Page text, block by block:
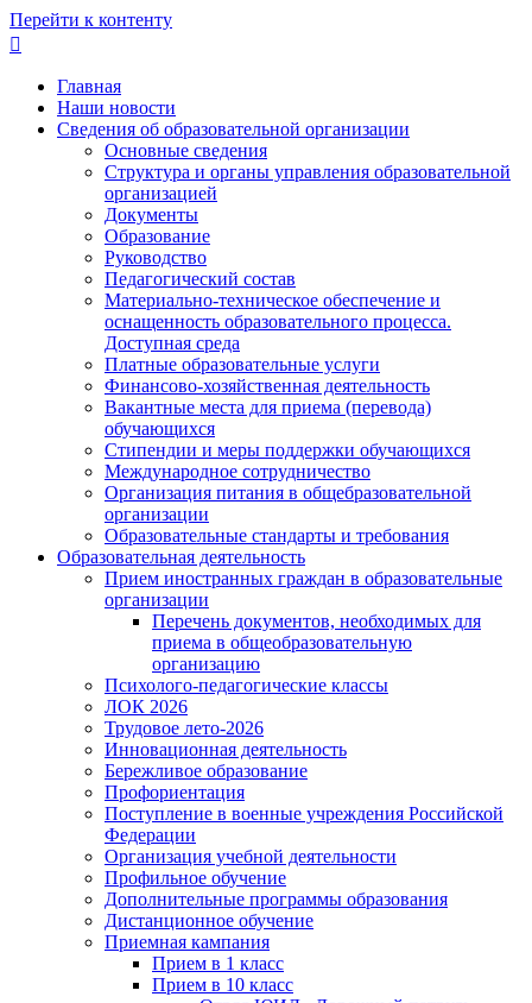
Перейти к контенту
Главная
Наши новости
Сведения об образовательной организации
Основные сведения
Структура и органы управления образовательной
организацией
Документы
Образование
Руководство
Педагогический состав
Материально-техническое обеспечение и
оснащенность образовательного процесса.
Доступная среда
Платные образовательные услуги
Финансово-хозяйственная деятельность
Вакантные места для приема (перевода)
обучающихся
Стипендии и меры поддержки обучающихся
Международное сотрудничество
Организация питания в общебразовательной
организации
Образовательные стандарты и требования
Образовательная деятельность
Прием иностранных граждан в образовательные
организации
Перечень документов, необходимых для
приема в общеобразовательную
организацию
Психолого-педагогические классы
ЛОК 2026
Трудовое лето-2026
Инновационная деятельность
Бережливое образование
Профориентация
Поступление в военные учреждения Российской
Федерации
Организация учебной деятельности
Профильное обучение
Дополнительные программы образования
Дистанционное обучение
Приемная кампания
Прием в 1 класс
Прием в 10 класс